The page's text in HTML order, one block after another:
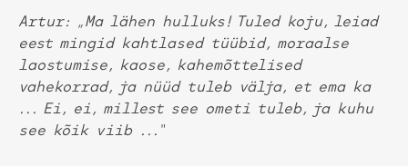
Artur: „Ma lähen hulluks! Tuled koju, leiad
eest mingid kahtlased tüübid, moraalse
laostumise, kaose, kahemõttelised
vahekorrad, ja nüüd tuleb välja, et ema ka
... Ei, ei, millest see ometi tuleb, ja kuhu
see kõik viib ...“